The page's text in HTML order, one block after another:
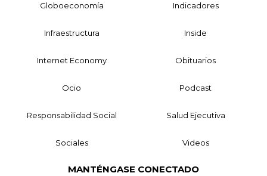
Globoeconomía Indicadores
Infraestructura Inside
Internet Economy Obituarios
Ocio Podcast
Responsabilidad Social Salud Ejecutiva
Sociales Videos
MANTÉNGASE CONECTADO